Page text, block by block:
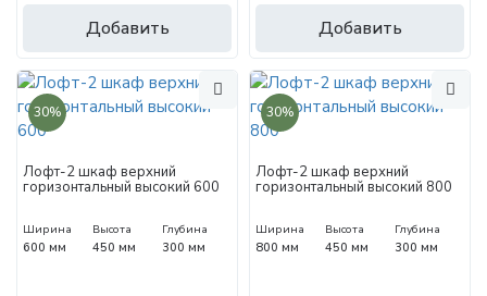
Добавить Добавить
30%
Лофт-2 шкаф верхний
горизонтальный высокий 600
Ширина
600 мм
Высота
450 мм
Глубина
300 мм
30%
Лофт-2 шкаф верхний
горизонтальный высокий 800
Ширина
800 мм
Высота
450 мм
Глубина
300 мм